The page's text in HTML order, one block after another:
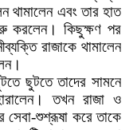
থামালেন এবং তার হাত
করলেন। কিছুক্ষণ পর
রাজাকে থামালেন
ছুটতে তাদের সামনে
তখন রাজা ও
সেবা-শুশ্রূষা করে তাকে